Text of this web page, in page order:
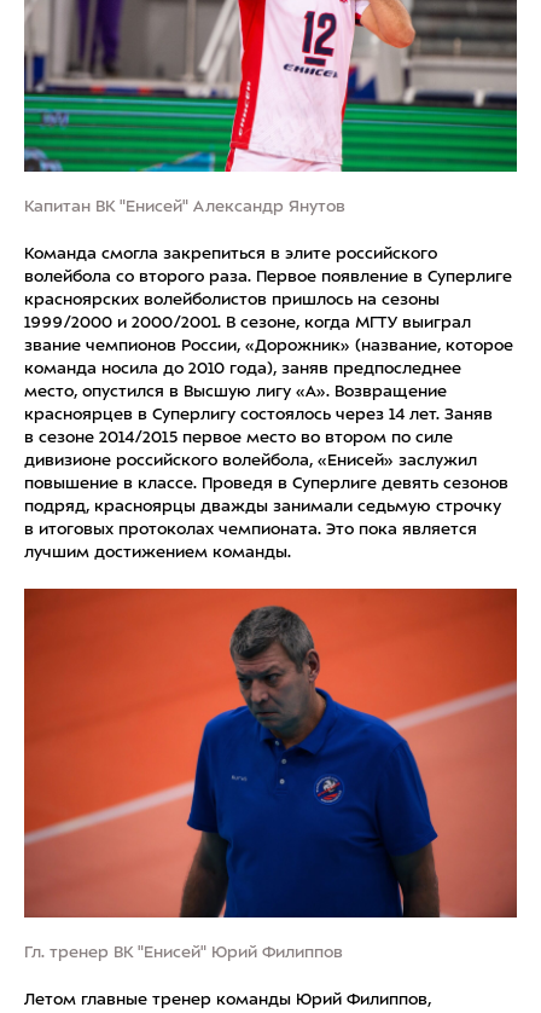
Капитан ВК "Енисей" Александр Янутов
Команда смогла закрепиться в элите российского
волейбола со второго раза. Первое появление в Суперлиге
красноярских волейболистов пришлось на сезоны
1999/2000 и 2000/2001. В сезоне, когда МГТУ выиграл
звание чемпионов России, «Дорожник» (название, которое
команда носила до 2010 года), заняв предпоследнее
место, опустился в Высшую лигу «А». Возвращение
красноярцев в Суперлигу состоялось через 14 лет. Заняв
в сезоне 2014/2015 первое место во втором по силе
дивизионе российского волейбола, «Енисей» заслужил
повышение в классе. Проведя в Суперлиге девять сезонов
подряд, красноярцы дважды занимали седьмую строчку
в итоговых протоколах чемпионата. Это пока является
лучшим достижением команды.
Гл. тренер ВК "Енисей" Юрий Филиппов
Летом главные тренер команды Юрий Филиппов,